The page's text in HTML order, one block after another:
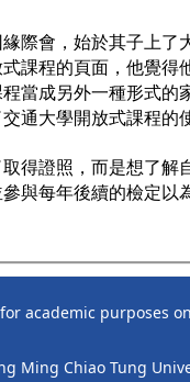
際會，始於其子上
課程的頁面，他覺
當成另外一種形式
通大學開放式課程的
得證照，而是想了
與每年後續的檢定以
academic purposes
Ming Chiao Tung